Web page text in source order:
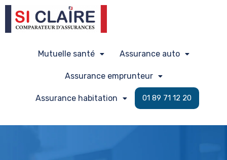
Mutuelle santé Assurance auto
Assurance emprunteur
Assurance habitation 01 89 71 12 20